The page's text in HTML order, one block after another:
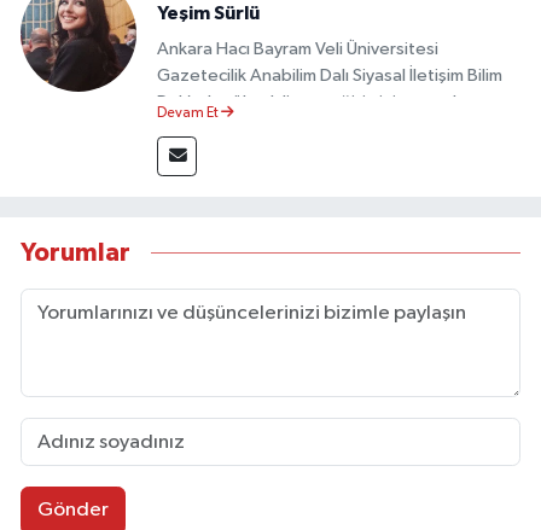
Yeşim Sürlü
Ankara Hacı Bayram Veli Üniversitesi
Gazetecilik Anabilim Dalı Siyasal İletişim Bilim
Dalı’nda yüksek lisans eğitimini tamamlamıştır.
akademik çalışmalar gerçekleştirmiştir.
Taşköprü Postası internet haber sitesinde
Devam Et
Yorumlar
Gönder